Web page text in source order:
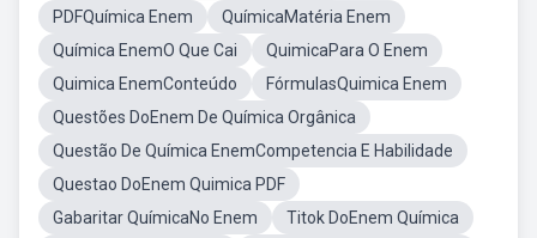
PDFQuímica Enem
QuímicaMatéria Enem
Química EnemO Que Cai
QuimicaPara O Enem
Quimica EnemConteúdo
FórmulasQuimica Enem
Questões DoEnem De Química Orgânica
Questão De Química EnemCompetencia E Habilidade
Questao DoEnem Quimica PDF
Gabaritar QuímicaNo Enem
Titok DoEnem Química